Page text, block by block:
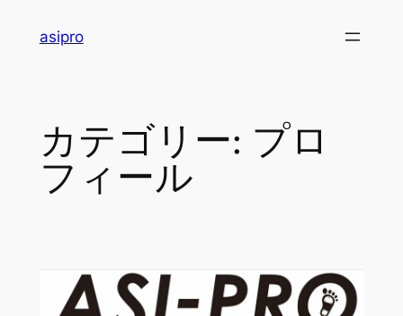
asipro
カテゴリー: プロ
フィール